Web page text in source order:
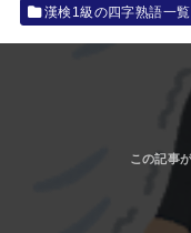
漢検1級の四字熟語一覧